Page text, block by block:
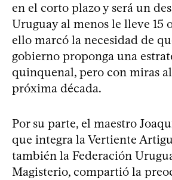
en el corto plazo y será un
Uruguay al menos le lleve 15
ello marcó la necesidad de
gobierno proponga una
quinquenal, pero con miras
próxima década.
Por su parte, el maestro
que integra la Vertiente
también la Federación
Magisterio, compartió la